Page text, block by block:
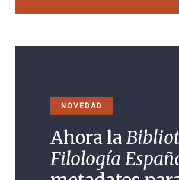
NOVEDAD
Ahora la
Filología